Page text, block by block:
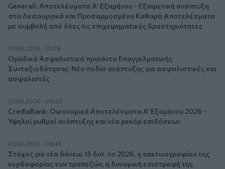
Generali: Αποτελέσματα Α' Εξαμήνου - Εξαιρετική ανάπτυξη
στα Λειτουργικά και Προσαρμοσμένα Καθαρά Αποτελέσματα
με συμβολή από όλες τις επιχειρηματικές δραστηριότητες
07.08.2026 - 10:28
Ομαδικά Ασφαλιστικά προϊόντα Επαγγελματικής
Συνταξιοδότησης: Νέο πεδίο ανάπτυξης για ασφαλιστικές και
ασφαλιστές
07.08.2026 - 09:23
CrediaBank: Οικονομικά Αποτελέσματα A’ Εξαμήνου 2026 -
Υψηλοί ρυθμοί ανάπτυξης και νέα ρεκόρ επιδόσεων
07.08.2026 - 08:45
Στόχος για νέα δάνεια 15 δισ. το 2026, η «ακτινογραφία» της
κερδοφορίας των τραπεζών, η δυναμική επιστροφή της